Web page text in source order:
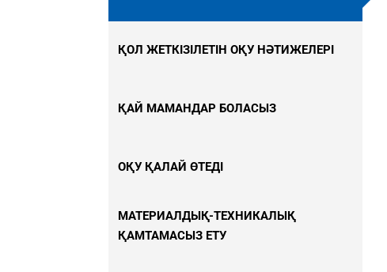
o
ҚОЛ ЖЕТКІЗІЛЕТІН ОҚУ НӘТИЖЕЛЕРІ
ҚАЙ МАМАНДАР БОЛАСЫЗ
ОҚУ ҚАЛАЙ ӨТЕДІ
МАТЕРИАЛДЫҚ-ТЕХНИКАЛЫҚ
ҚАМТАМАСЫЗ ЕТУ